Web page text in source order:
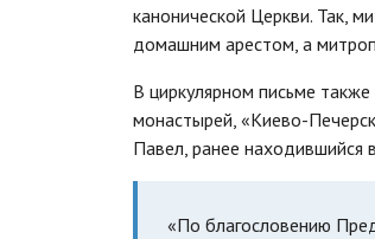
канонической Церкви. Так,
домашним арестом, а
В циркулярном письме
монастырей, «Киево-
Павел, ранее находившийся
«По благословению